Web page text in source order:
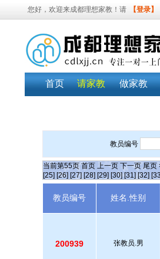
您好，欢迎来成都理想家教！请 【登录】
首页 请家教 做家教
教员编号
当前第55页 首页 上一页 下一页 尾页
[25] [26] [27] [28] [29] [30] [31] [32]
教员编号 姓名.性别
200939 张教员.男